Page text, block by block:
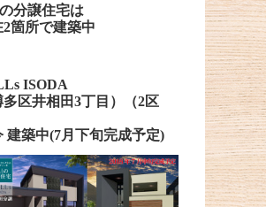
分譲住宅は
2箇所で建築中
ISODA
多区井相田3丁目）（2区
建築中(7月下旬完成予定)